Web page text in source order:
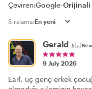
Çeviren:Google-Orijinali
Sıralama:
Gerald 🇳🇿
9 July 2026
Earl, üç genç erkek